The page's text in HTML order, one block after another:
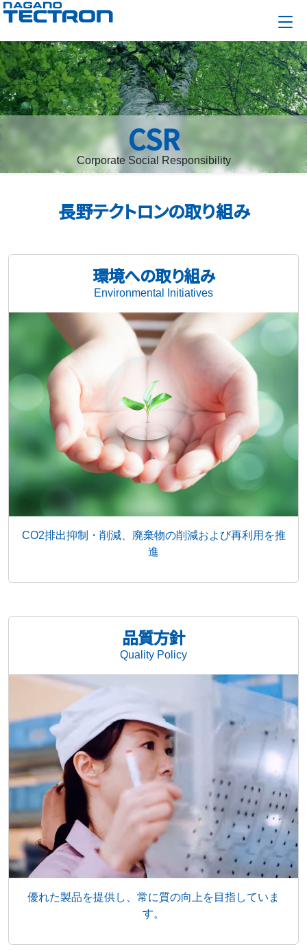
CSR
Corporate Social Responsibility
長野テクトロンの取り組み
環境への取り組み
Environmental Initiatives
CO2排出抑制・削減、廃棄物の削減および再利用を推
進
品質方針
Quality Policy
優れた製品を提供し、常に質の向上を目指していま
す。